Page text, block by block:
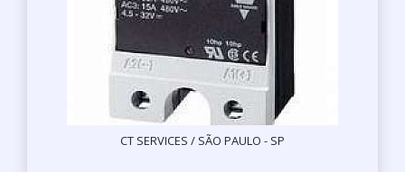
CT SERVICES / SÃO PAULO - SP